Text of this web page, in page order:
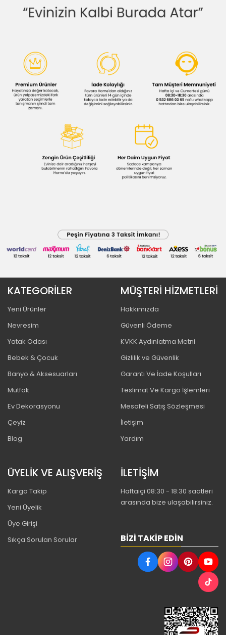
KATEGORİLER
Yeni Ürünler
Nevresim
Yatak Odası
Bebek & Çocuk
Banyo & Aksesuarları
Mutfak
Ev Dekorasyonu
Çeyiz
Blog
MÜŞTERİ HİZMETLERİ
Hakkımızda
Güvenli Ödeme
KVKK Aydınlatma Metni
Gizlilik ve Güvenlik
Garanti Ve İade Koşulları
Teslimat Ve Kargo İşlemleri
Mesafeli Satış Sözleşmesi
İletişim
Yardım
ÜYELİK VE ALIŞVERİŞ
Kargo Takip
Yeni Üyelik
Üye Girişi
Sıkça Sorulan Sorular
İLETİŞİM
Haftaiçi 08:30 - 18:30 saatleri
arasında bize ulaşabilirsiniz.
BIZI TAKIP EDIN